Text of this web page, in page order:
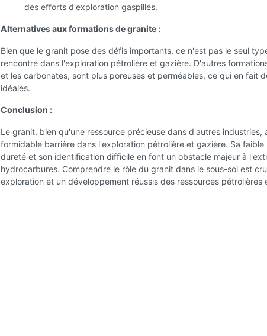
des efforts d'exploration gaspillés.
Alternatives aux formations de granite :
Bien que le granit pose des défis importants, ce n'est pas le seul
rencontré dans l'exploration pétrolière et gazière. D'autres
et les carbonates, sont plus poreuses et perméables, ce qui en fait
idéales.
Conclusion :
Le granit, bien qu'une ressource précieuse dans d'autres industries,
formidable barrière dans l'exploration pétrolière et gazière. Sa faible
dureté et son identification difficile en font un obstacle majeur à
hydrocarbures. Comprendre le rôle du granit dans le sous-sol est
exploration et un développement réussis des ressources pétrolières